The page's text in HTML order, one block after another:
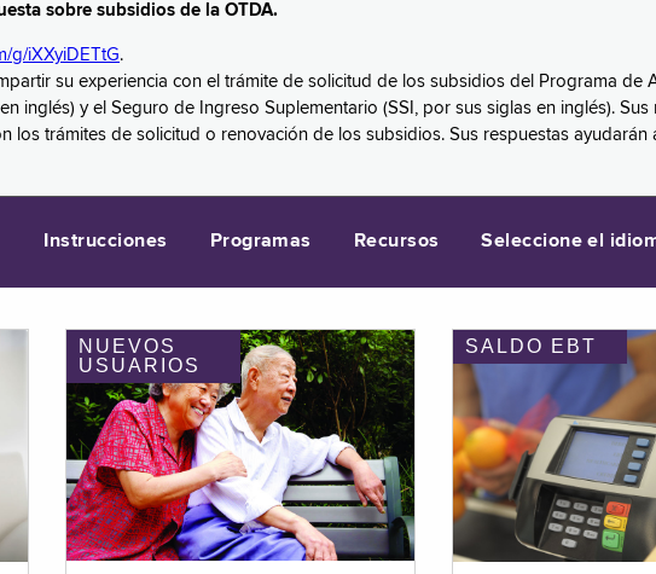
sobre subsidios de la OTDA.
g/iXXyiDETtG.
su experiencia con el trámite de solicitud de los subsidios del Programa de
inglés) y el Seguro de Ingreso Suplementario (SSI, por sus siglas en inglés).
los trámites de solicitud o renovación de los subsidios. Sus respuestas
Instrucciones Programas Recursos Seleccione el
NUEVOS
USUARIOS
SALDO EBT